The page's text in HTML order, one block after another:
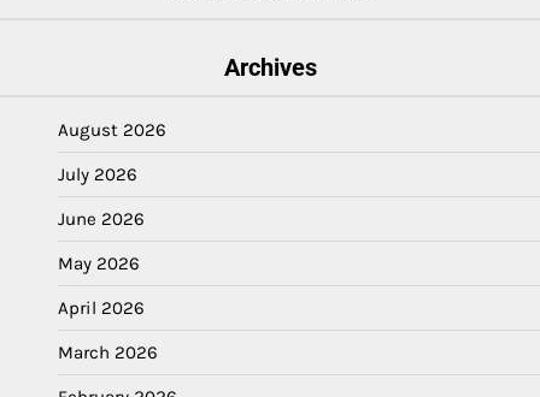
Archives
August 2026
July 2026
June 2026
May 2026
April 2026
March 2026